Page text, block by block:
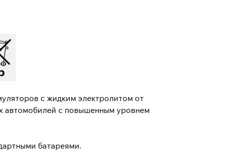
с жидким электролитом от
автомобилей с повышенным уровнем
батареями.